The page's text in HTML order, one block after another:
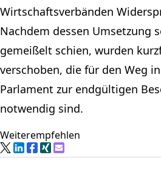
Wirtschaftsverbänden
Nachdem dessen Umsetzung
gemeißelt schien, wurden
verschoben, die für den Weg
Parlament zur endgültigen
notwendig sind.
Weiterempfehlen